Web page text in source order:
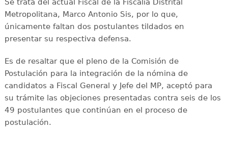
Se trata del actual Fiscal de la Fiscalía Distrital
Metropolitana, Marco Antonio Sis, por lo que,
únicamente faltan dos postulantes tildados en
presentar su respectiva defensa.
Es de resaltar que el pleno de la Comisión de
Postulación para la integración de la nómina de
candidatos a Fiscal General y Jefe del MP, aceptó para
su trámite las objeciones presentadas contra seis de los
49 postulantes que continúan en el proceso de
postulación.